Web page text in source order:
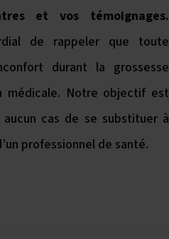
et vos témoignages.
de rappeler que toute
durant la grossesse
médicale. Notre objectif est
cas de se substituer à
professionnel de santé.